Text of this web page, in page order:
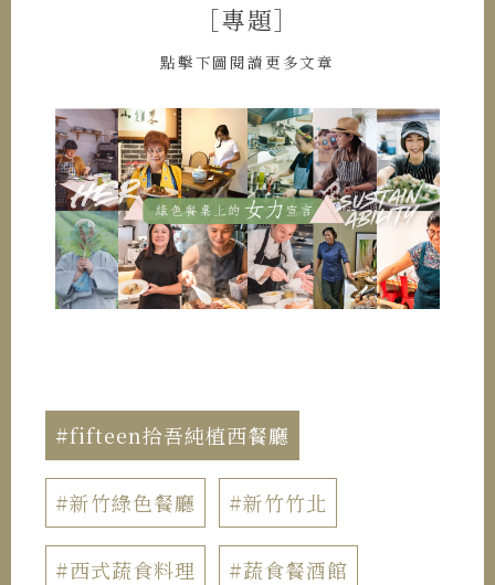
［專題］
點擊下圖閱讀更多文章
#fifteen拾吾純植西餐廳
#新竹綠色餐廳 #新竹竹北
#西式蔬食料理 #蔬食餐酒館